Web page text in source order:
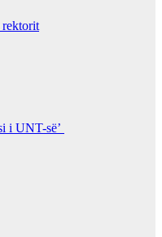
rektorit
i UNT-së’